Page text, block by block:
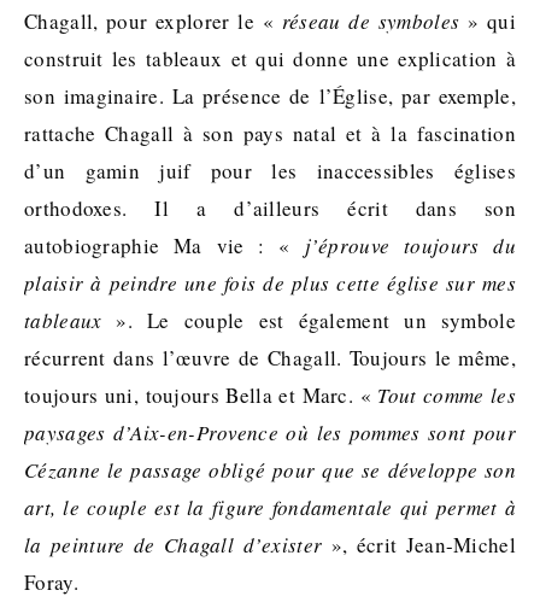
Chagall, pour explorer le « réseau de symboles » qui
construit les tableaux et qui donne une explication à
son imaginaire. La présence de l’Église, par exemple,
rattache Chagall à son pays natal et à la fascination
d’un gamin juif pour les inaccessibles églises
orthodoxes. Il a d’ailleurs écrit dans son
autobiographie Ma vie : « j’éprouve toujours du
plaisir à peindre une fois de plus cette église sur mes
tableaux ». Le couple est également un symbole
récurrent dans l’œuvre de Chagall. Toujours le même,
toujours uni, toujours Bella et Marc. « Tout comme les
paysages d’Aix-en-Provence où les pommes sont pour
Cézanne le passage obligé pour que se développe son
art, le couple est la figure fondamentale qui permet à
la peinture de Chagall d’exister », écrit Jean-Michel
Foray.